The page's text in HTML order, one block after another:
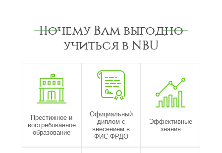
Почему Вам выгодно
учиться в NBU
Престижное и
востребованное
образование
Официальный
диплом с
внесением в
ФИС ФРДО
Эффективные
знания